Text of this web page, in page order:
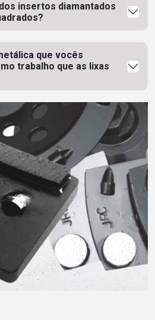
insertos diamantados
que vocês
trabalho que as lixas